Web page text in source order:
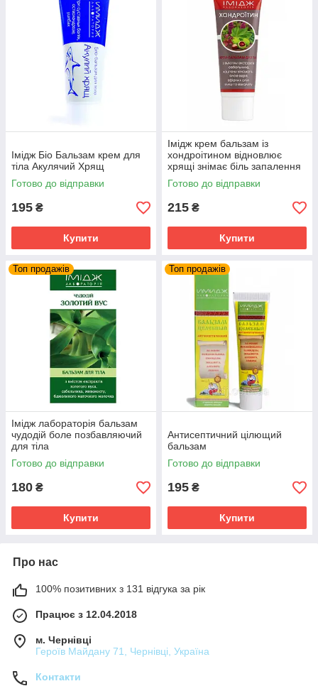
Імідж Біо Бальзам крем для
тіла Акулячий Хрящ
Готово до відправки
195 ₴
Купити
Імідж крем бальзам із
хондроітином відновлює
хрящі знімає біль запалення
суглобів та м'язів
Готово до відправки
215 ₴
Купити
Топ продажів
Імідж лабораторія бальзам
чудодій боле позбавляючий
для тіла
Готово до відправки
180 ₴
Купити
Топ продажів
Антисептичний цілющий
бальзам
Готово до відправки
195 ₴
Купити
Про нас
100% позитивних з 131 відгука за рік
Працює з 12.04.2018
м. Чернівці
Героїв Майдану 71, Чернівці, Україна
Контакти